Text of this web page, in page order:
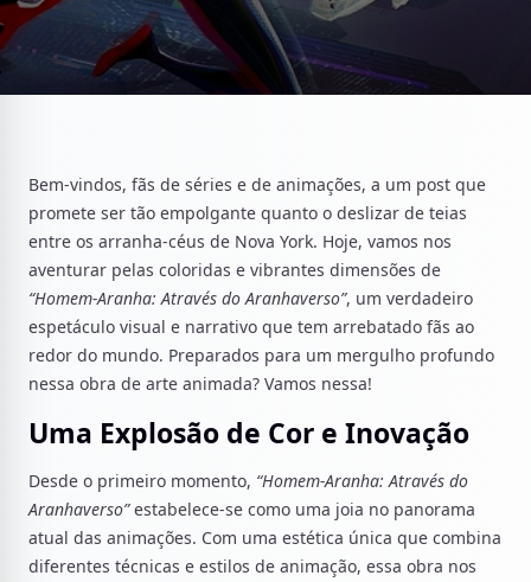
Bem-vindos, fãs de séries e de animações, a um post que
promete ser tão empolgante quanto o deslizar de teias
entre os arranha-céus de Nova York. Hoje, vamos nos
aventurar pelas coloridas e vibrantes dimensões de
“Homem-Aranha: Através do Aranhaverso”, um verdadeiro
espetáculo visual e narrativo que tem arrebatado fãs ao
redor do mundo. Preparados para um mergulho profundo
nessa obra de arte animada? Vamos nessa!
Uma Explosão de Cor e Inovação
Desde o primeiro momento, “Homem-Aranha: Através do
Aranhaverso”estabelece-se como uma joia no panorama
atual das animações. Com uma estética única que combina
diferentes técnicas e estilos de animação, essa obra nos